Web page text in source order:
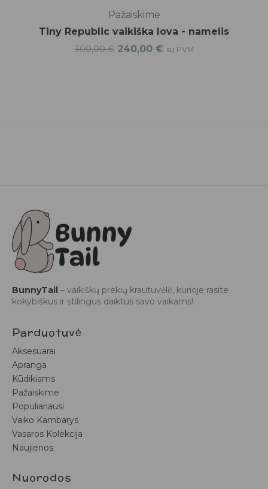
Pažaiskime
Tiny Republic vaikiška lova - namelis
300,00€ 240,00 € su PVM
BunnyTail – vaikiškų prekių krautuvėlė, kurioje rasite
kokybiškus ir stilingus daiktus savo vaikams!
Parduotuvė
Aksesuarai
Apranga
Kūdikiams
Pažaiskime
Populiariausi
Vaiko Kambarys
Vasaros Kolekcija
Naujienos
Nuorodos